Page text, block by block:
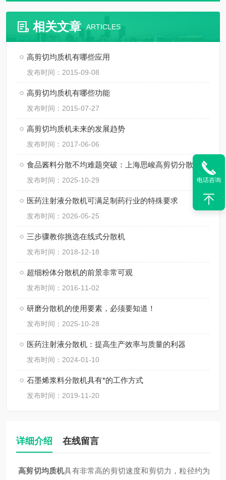
相关文章 ARTICLES
高剪切均质机有哪些应用
发布时间：2015-09-08
高剪切均质机有哪些功能
发布时间：2015-07-27
高剪切均质机未来的发展趋势
发布时间：2017-06-06
食品酱料分散不均难题突破：上海思峻高剪切分散机的技术方案
发布时间：2025-10-29
医药注射液分散机可满足制药行业的特殊要求
发布时间：2026-05-25
三步骤教你挑选在线式分散机
发布时间：2018-12-18
超细粉体分散机的前景非常可观
发布时间：2016-11-02
研磨分散机的使用要素，必须要知道！
发布时间：2025-10-28
医药注射液分散机：提高生产效率与质量的利器
发布时间：2024-01-10
石墨烯浆料分散机具有*的工作方式
发布时间：2019-11-20
详细介绍 在线留言
高剪切均质机具有非常高的剪切速度和剪切力，粒径约为
电话咨询